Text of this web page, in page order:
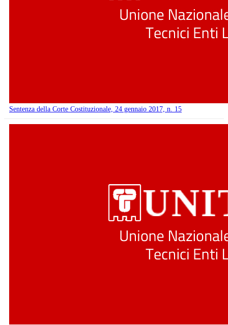
Sentenza della Corte Costituzionale, 24 gennaio 2017, n. 15